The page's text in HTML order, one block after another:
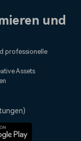
Sie
und
professionelle
Assets
)